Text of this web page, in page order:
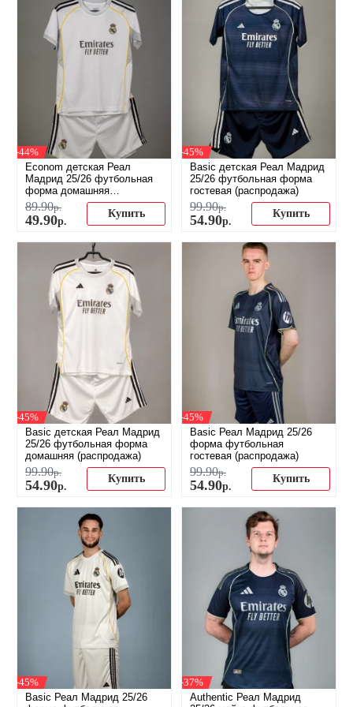
-44%
Econom детская Реал
Мадрид 25/26 футбольная
форма домашняя
(распродажа)
89.90р.
49.90р.
Купить
-45%
Basic детская Реал Мадрид
25/26 футбольная форма
гостевая (распродажа)
99.90р.
54.90р.
Купить
-45%
Basic детская Реал Мадрид
25/26 футбольная форма
домашняя (распродажа)
99.90р.
54.90р.
Купить
-45%
Basic Реал Мадрид 25/26
форма футбольная
гостевая (распродажа)
99.90р.
54.90р.
Купить
-45%
Basic Реал Мадрид 25/26
-37%
Authentic Реал Мадрид